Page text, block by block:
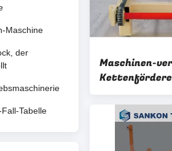
Maschine
der
Tabelle
Maschinen-
19r/min AAC